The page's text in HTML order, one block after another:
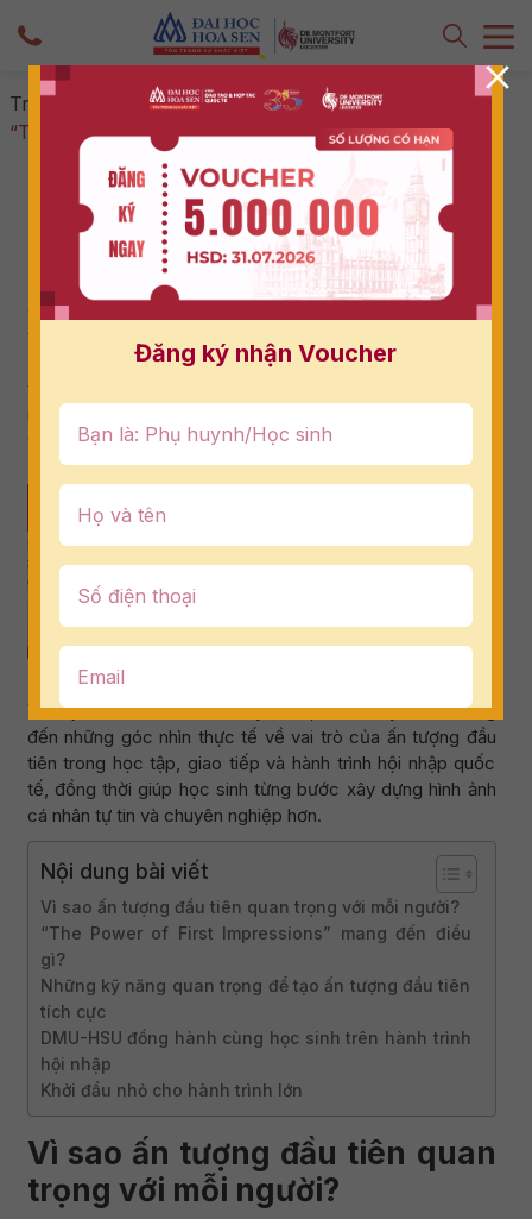
Trang chủ Chưa phân loại -Học Sinh AIS Khám Phá
“The Power of First Impressions”
Học Sinh AIS Khám Phá “The Power of
First Impressions”
05/02/2026
Cùng học sinh AIS khám phá sức mạnh của ấn tượng đầu
tiên qua buổi chuyên đề “The Power of First
Impressions” do DMU-HSU phối hợp cùng Trường Quốc
tế AIS tổ chức. Buổi chuyên đề hướng đến việc trang bị
những kỹ năng nền tảng cho hành trình học tập và phát
triển trong môi trường quốc tế cho học sinh.
Đội ngũ DMU-HSU và niềm vui lan tỏa giá trị tại AIS
Với sự dẫn dắt của TS. Tracy Phan, buổi chuyên đề mang
đến những góc nhìn thực tế về vai trò của ấn tượng đầu
tiên trong học tập, giao tiếp và hành trình hội nhập quốc
tế, đồng thời giúp học sinh từng bước xây dựng hình ảnh
cá nhân tự tin và chuyên nghiệp hơn.
Nội dung bài viết
Vì sao ấn tượng đầu tiên quan trọng với mỗi người?
“The Power of First Impressions” mang đến điều
gì?
Những kỹ năng quan trọng để tạo ấn tượng đầu tiên
tích cực
DMU-HSU đồng hành cùng học sinh trên hành trình
hội nhập
Khởi đầu nhỏ cho hành trình lớn
Vì sao ấn tượng đầu tiên quan
trọng với mỗi người?
Đăng ký nhận Voucher